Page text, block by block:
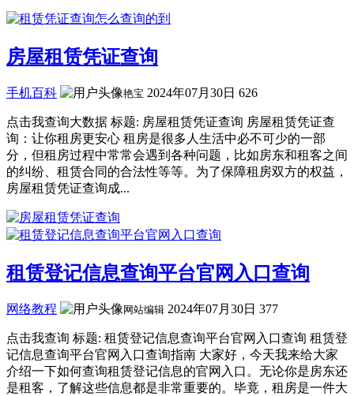
房屋租赁凭证查询
手机百科 艳宝 2024年07月30日 626
点击我查询大数据 标题: 房屋租赁凭证查询 房屋租赁凭证查
询：让你租房更安心 租房是很多人生活中必不可少的一部
分，但租房过程中常常会遇到各种问题，比如房东和租客之间
的纠纷、租赁合同的合法性等等。为了保障租房双方的权益，
房屋租赁凭证查询成...
租赁登记信息查询平台官网入口查询
网络教程 网站编辑 2024年07月30日 377
点击我查询 标题: 租赁登记信息查询平台官网入口查询 租赁登
记信息查询平台官网入口查询指南 大家好，今天我来给大家
介绍一下如何查询租赁登记信息的官网入口。无论你是房东还
是租客，了解这些信息都是非常重要的。毕竟，租房是一件大